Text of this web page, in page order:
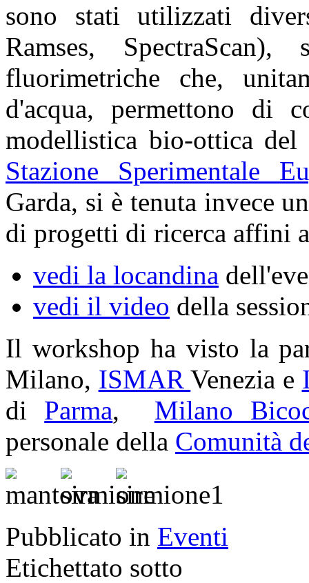
sono stati utilizzati
Ramses,
fluorimetriche che,
d'acqua, permettono di
modellistica bio-ottica
Stazione Sperimentale
Garda, si è tenuta invece
di progetti di ricerca affini
vedi la locandina
vedi il video della
Il workshop ha visto la
Milano, ISMARVenezia e
di Parma, Milano
personale della Comunità
Pubblicato in Eventi
Etichettato sotto